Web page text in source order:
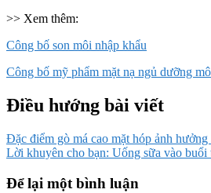
>> Xem thêm:
Công bố son môi nhập khẩu
Công bố mỹ phẩm mặt nạ ngủ dưỡng
Điều hướng bài viết
Đặc điểm gò má cao mặt hóp ảnh
Lời khuyên cho bạn: Uống sữa vào buổi
Để lại một bình luận